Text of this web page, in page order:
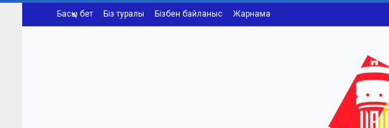
Басқы бет Біз туралы Бізбен байланыс Жарнама